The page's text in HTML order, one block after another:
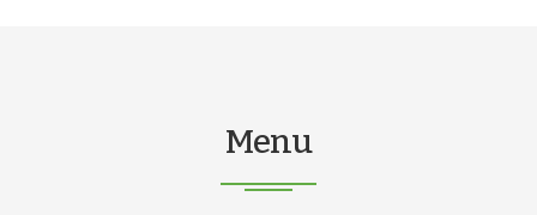
Menu